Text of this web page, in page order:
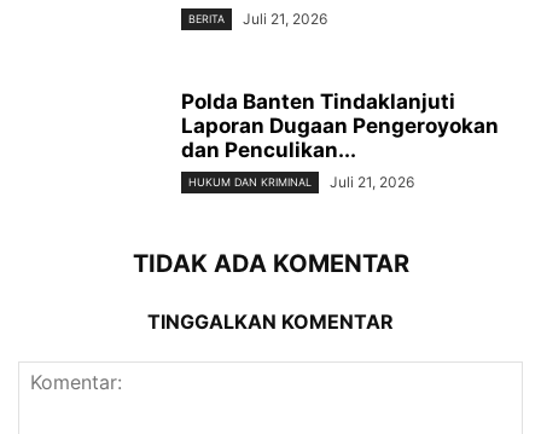
BERITA Juli 21, 2026
Polda Banten Tindaklanjuti
Laporan Dugaan Pengeroyokan
dan Penculikan...
HUKUM DAN KRIMINAL Juli 21, 2026
TIDAK ADA KOMENTAR
TINGGALKAN KOMENTAR